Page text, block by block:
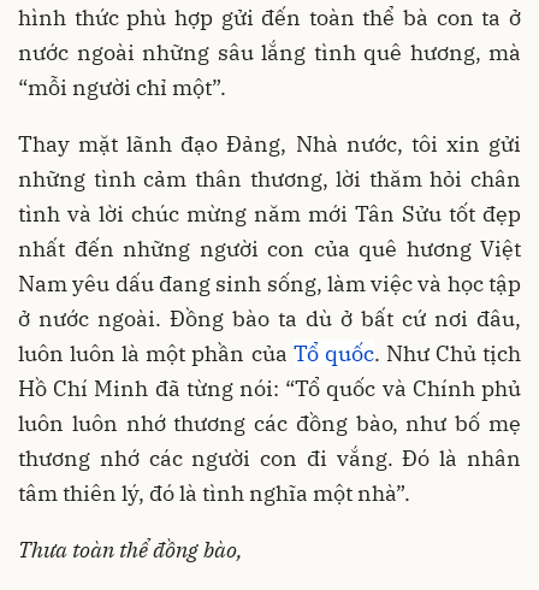
hình thức phù hợp gửi đến toàn thể bà con ta ở
nước ngoài những sâu lắng tình quê hương, mà
“mỗi người chỉ một”.
Thay mặt lãnh đạo Đảng, Nhà nước, tôi xin gửi
những tình cảm thân thương, lời thăm hỏi chân
tình và lời chúc mừng năm mới Tân Sửu tốt đẹp
nhất đến những người con của quê hương Việt
Nam yêu dấu đang sinh sống, làm việc và học tập
ở nước ngoài. Đồng bào ta dù ở bất cứ nơi đâu,
luôn luôn là một phần của Tổ quốc. Như Chủ tịch
Hồ Chí Minh đã từng nói: “Tổ quốc và Chính phủ
luôn luôn nhớ thương các đồng bào, như bố mẹ
thương nhớ các người con đi vắng. Đó là nhân
tâm thiên lý, đó là tình nghĩa một nhà”.
Thưa toàn thể đồng bào,